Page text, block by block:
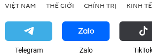
VIỆT NAM THẾ GIỚI CHÍNH TRỊ KINH TẾ
Telegram Zalo